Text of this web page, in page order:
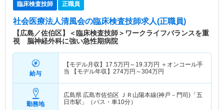
臨床検査技師 正職員
社会医療法人清風会の臨床検査技師求人(正職員)
【広島／佐伯区】＜臨床検査技師＞ワークライフバランスを重
視 脳神経外科に強い急性期病院
給与
【モデル月収】 17.5万円～ 19.3万円 ＋オンコール手
当 【モデル年収】 274万円～304万円
勤務地
広島県 広島市佐伯区 ＪＲ山陽本線(神戸－門司)「五
日市駅」（バス・車10分）